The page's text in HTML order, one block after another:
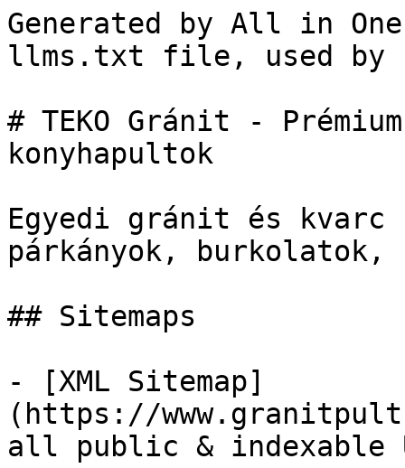
Generated by All in
llms.txt file, used by
# TEKO Gránit -
konyhapultok
Egyedi gránit és kvarc
párkányok, burkolatok,
## Sitemaps
- [XML Sitemap]
(https://
all public & indexable